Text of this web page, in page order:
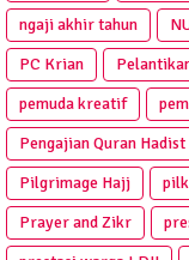
ngaji akhir tahun
PC Krian
pemuda kreatif
Pengajian Quran Hadist
Pilgrimage Hajj
Prayer and Zikr